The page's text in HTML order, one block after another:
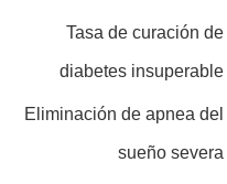
Tasa de curación de
diabetes insuperable
Eliminación de apnea del
sueño severa